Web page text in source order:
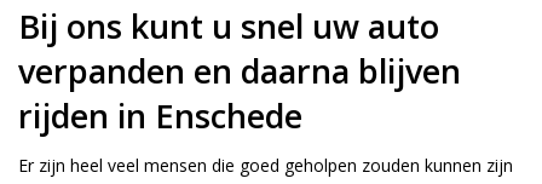
Bij ons kunt u snel uw auto
verpanden en daarna blijven
rijden in Enschede
Er zijn heel veel mensen die goed geholpen zouden kunnen zijn